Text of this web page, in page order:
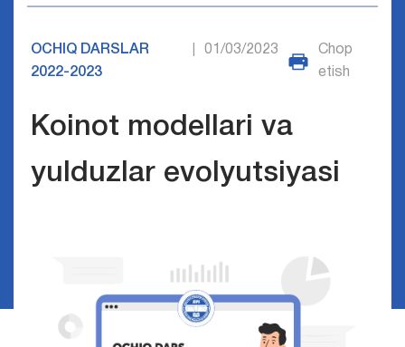
OCHIQ DARSLAR
2022-2023
01/03/2023
Chop
etish
Koinot modellari va
yulduzlar evolyutsiyasi